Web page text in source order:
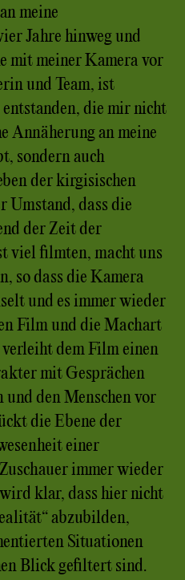
meine
Jahre hinweg und
mit meiner Kamera vor
und Team, ist
die mir nicht
Annäherung an meine
sondern auch
der kirgisischen
Umstand, dass die
der Zeit der
viel filmten, macht uns
so dass die Kamera
und es immer wieder
Film und die Machart
dem Film einen
mit Gesprächen
den Menschen vor
die Ebene der
einer
immer wieder
klar, dass hier nicht
abzubilden,
Situationen
Blick gefiltert sind.